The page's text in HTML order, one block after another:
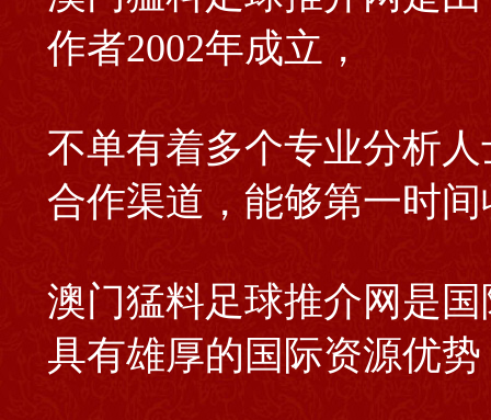
作者2002年成立，
不单有着多个专业分析
合作渠道，能够第一时
澳门猛料足球推介网是
具有雄厚的国际资源优势